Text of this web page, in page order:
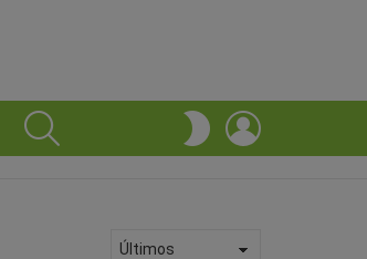
SWITCH
SKIN